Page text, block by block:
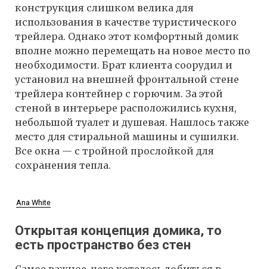
конструкция слишком велика для
использования в качестве туристического
трейлера. Однако этот комфортный домик
вполне можно перемещать на новое место по
необходимости. Брат клиента соорудил и
установил на внешней фронтальной стене
трейлера контейнер с горючим. За этой
стеной в интерьере расположились кухня,
небольшой туалет и душевая. Нашлось также
место для стиральной машины и сушилки.
Все окна — с тройной прослойкой для
сохранения тепла.
Ana White
Открытая концепция домика, то
есть пространство без стен